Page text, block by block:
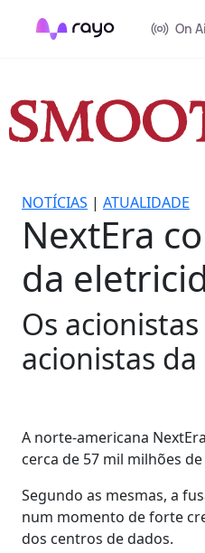
On
NOTÍCIAS | ATUALIDADE
NextEra
da
Os
acionistas
A norte-americana
cerca de 57 mil milhões
Segundo as mesmas, a
num momento de forte
dos centros de dados.